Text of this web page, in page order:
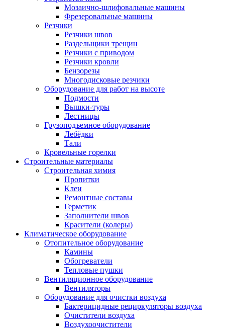
Мозаично-шлифовальные машины
Фрезеровальные машины
Резчики
Резчики швов
Раздельщики трещин
Резчики с приводом
Резчики кровли
Бензорезы
Многодисковые резчики
Оборудование для работ на высоте
Подмости
Вышки-туры
Лестницы
Грузоподъемное оборудование
Лебёдки
Тали
Кровельные горелки
Строительные материалы
Строительная химия
Пропитки
Клеи
Ремонтные составы
Герметик
Заполнители швов
Красители (колеры)
Климатическое оборудование
Отопительное оборудование
Камины
Обогреватели
Тепловые пушки
Вентиляционное оборудование
Вентиляторы
Оборудование для очистки воздуха
Бактерицидные рециркуляторы воздуха
Очистители воздуха
Воздухоочистители